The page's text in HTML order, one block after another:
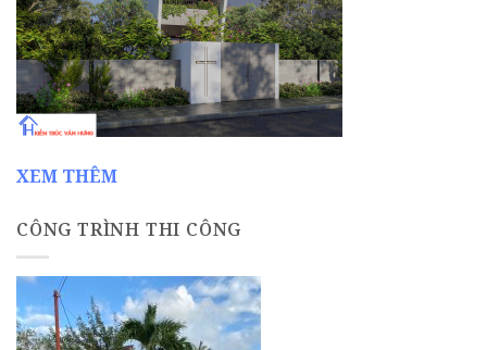
XEM THÊM
CÔNG TRÌNH THI CÔNG